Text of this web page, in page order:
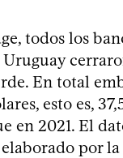
todos los
En total
esto es,
en 2021. El
por